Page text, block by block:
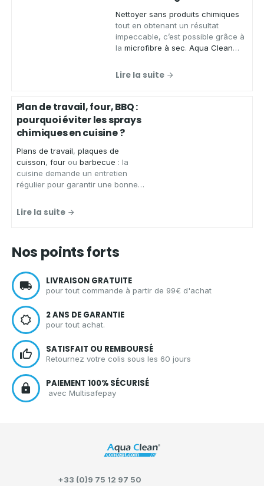
Nettoyer sans produits chimiques
tout en obtenant un résultat
impeccable, c’est possible grâce à
la microfibre à sec. Aqua Clean
zéro déchet, vous présente ses
etnettoyer
Lire la suite
Plan de travail, four, BBQ :
pourquoi éviter les sprays
chimiques en cuisine ?
Plans de travail, plaques de
cuisson, fourou barbecue : la
cuisine demande un entretien
régulier pour garantir une bonne
spécialiste des solutions
d'entretien écologiques et zéro
écologiquepournettoyer votre
cuisineen toute sérénité.
Lire la suite
Nos points forts
LIVRAISON GRATUITE
pour tout commande à partir de 99€ d'achat
2 ANS DE GARANTIE
pour tout achat.
SATISFAIT OU REMBOURSÉ
Retournez votre colis sous les 60 jours
PAIEMENT 100% SÉCURISÉ
avec Multisafepay
+33 (0)9 75 12 97 50